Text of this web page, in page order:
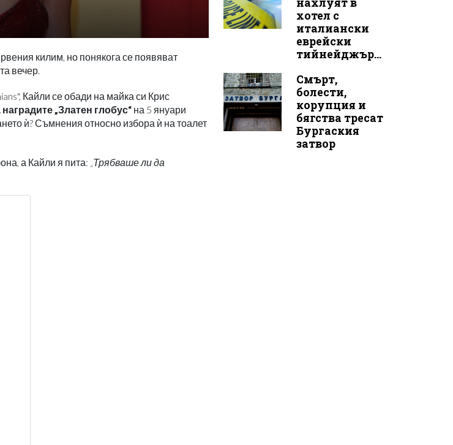
килим, но понякога се появяват
вечер.
Кайли се обади на майка си Крис
„Златен глобус“ на 5 януари
ѝ? Съмнения относно избора ѝ на тоалет
а Кайли я пита: „Трябваше ли да
хотел с
италиански
еврейски
тийнейджър...
Смърт,
болести,
корупция и
бягства тресат
Бургаския
затвор